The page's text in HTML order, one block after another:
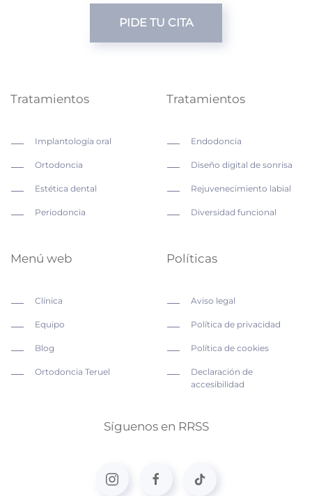
PIDE TU CITA
Tratamientos
Implantología oral
Ortodoncia
Estética dental
Periodoncia
Tratamientos
Endodoncia
Diseño digital de sonrisa
Rejuvenecimiento labial
Diversidad funcional
Menú web
Clínica
Equipo
Blog
Ortodoncia Teruel
Políticas
Aviso legal
Política de privacidad
Política de cookies
Declaración de
accesibilidad
Síguenos en RRSS